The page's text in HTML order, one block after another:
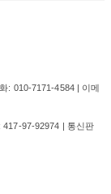
: 010-7171-4584 | 이메
417-97-92974 | 통신판